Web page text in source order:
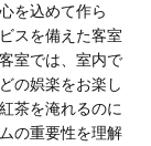
を込めて作ら
スを備えた客室
室では、室内で
の娯楽をお楽し
茶を淹れるのに
の重要性を理解